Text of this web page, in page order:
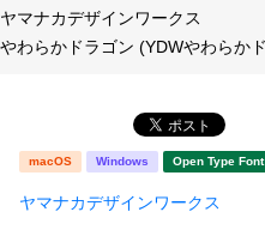
年間ライセンス商品
新着一覧
フォント形式
タイプフェイス
明朝体
ヤマナカデザインワークス
やわらかドラゴン (YDWやわらか
macOS Windows Open Type Font
ヤマナカデザインワークス